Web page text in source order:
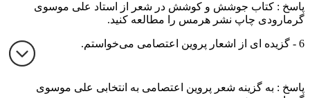
پاسخ : کتاب جوشش و کوشش در شعر از استاد علی موسوی
گرمارودی چاپ نشر هرمس را مطالعه کنید.
6 - گزیده ای از اشعار پروین اعتصامی می‌خواستم.
پاسخ : به گزینه شعر پروین اعتصامی به انتخابی علی موسوی